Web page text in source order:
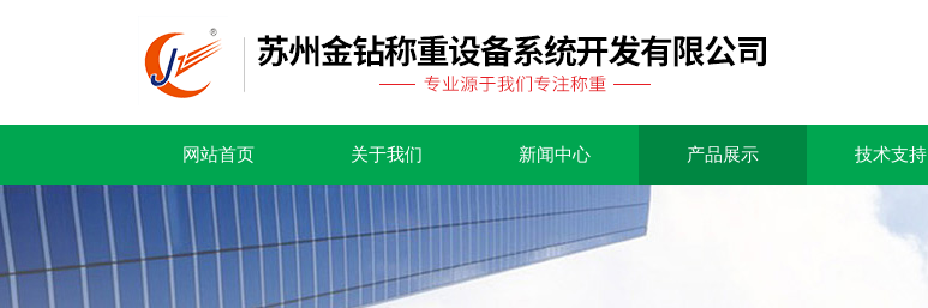
网站首页 关于我们 新闻中心 产品展示 技术支持